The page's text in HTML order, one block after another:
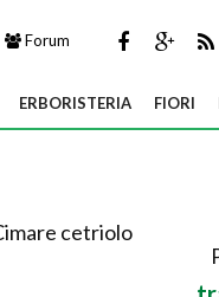
Forum
ERBORISTERIA FIORI
cetriolo